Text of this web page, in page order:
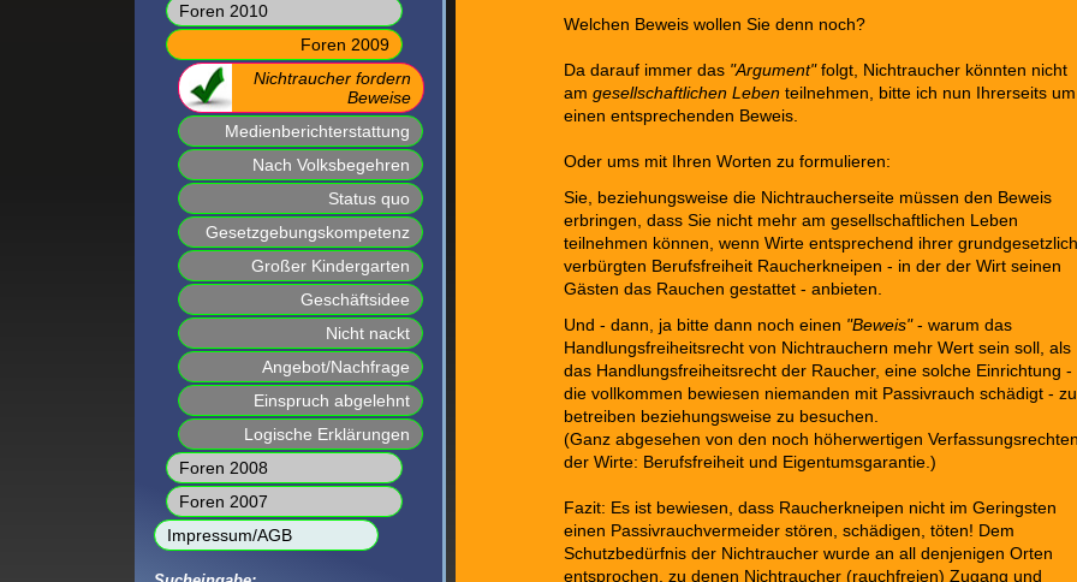
Welchen Beweis wollen Sie denn noch?
Da darauf immer das "Argument"folgt, Nichtraucher könnten nicht
am gesellschaftlichen Leben teilnehmen, bitte ich nun Ihrerseits um
einen entsprechenden Beweis.
Oder ums mit Ihren Worten zu formulieren:
Sie, beziehungsweise die Nichtraucherseite müssen den Beweis
erbringen, dass Sie nicht mehr am gesellschaftlichen Leben
teilnehmen können, wenn Wirte entsprechend ihrer grundgesetzlich
verbürgten Berufsfreiheit Raucherkneipen - in der der Wirt seinen
Gästen das Rauchen gestattet - anbieten.
Und - dann, ja bitte dann noch einen "Beweis"- warum das
Handlungsfreiheitsrecht von Nichtrauchern mehr Wert sein soll, als
das Handlungsfreiheitsrecht der Raucher, eine solche Einrichtung -
die vollkommen bewiesen niemanden mit Passivrauch schädigt - zu
betreiben beziehungsweise zu besuchen.
(Ganz abgesehen von den noch höherwertigen Verfassungsrechten
der Wirte: Berufsfreiheit und Eigentumsgarantie.)
Fazit: Es ist bewiesen, dass Raucherkneipen nicht im Geringsten
einen Passivrauchvermeider stören, schädigen, töten! Dem
Schutzbedürfnis der Nichtraucher wurde an all denjenigen Orten
entsprochen, zu denen Nichtraucher (rauchfreien) Zugang und
Foren 2010
Foren 2009
Nichtraucher fordern
Beweise
Medienberichterstattung
Nach Volksbegehren
Status quo
Gesetzgebungskompetenz
Großer Kindergarten
Geschäftsidee
Nicht nackt
Angebot/Nachfrage
Einspruch abgelehnt
Logische Erklärungen
Foren 2008
Foren 2007
Impressum/AGB